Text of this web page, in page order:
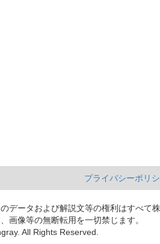
プライバシーポリ
データおよび解説文等の権利はすべて
画像等の無断転用を一切禁じます。
All Rights Reserved.